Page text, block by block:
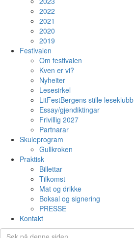
2022
2021
2020
2019
Festivalen
Om festivalen
Kven er vi?
Nyheiter
Lesesirkel
LitFestBergens stille leseklubb
Essay/gjendiktingar
Frivillig 2027
Partnarar
Skuleprogram
Gullkroken
Praktisk
Billettar
Tilkomst
Mat og drikke
Boksal og signering
PRESSE
Kontakt